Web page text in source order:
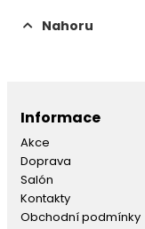
Nahoru
Informace
Akce
Doprava
Salón
Kontakty
Obchodní podmínky